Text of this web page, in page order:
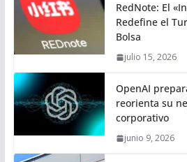
RedNote: El
Redefine el
Bolsa
julio 15, 2026
OpenAI
reorienta su
corporativo
junio 9, 2026